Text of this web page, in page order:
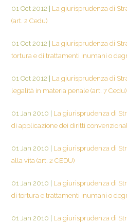
01 Oct 2012
La giurisprudenza di
(art. 2 Cedu)
01 Oct 2012
La giurisprudenza di
tortura e di trattamenti inumani o
01 Oct 2012
La giurisprudenza di
legalità in materia penale (art. 7 Cedu)
01 Jan 2010
La giurisprudenza di
di applicazione dei diritti
01 Jan 2010
La giurisprudenza di
alla vita (art. 2 CEDU)
01 Jan 2010
La giurisprudenza di
di tortura e trattamenti inumani o
01 Jan 2010
La giurisprudenza di